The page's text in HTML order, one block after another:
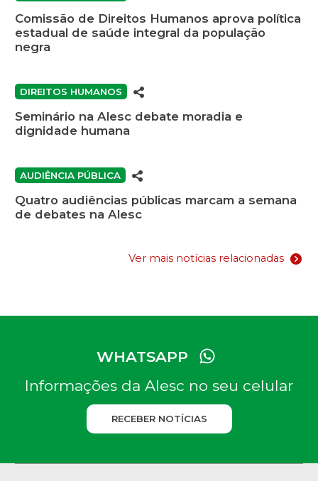
Comissão de Direitos Humanos aprova política
estadual de saúde integral da população
negra
DIREITOS HUMANOS
Seminário na Alesc debate moradia e
dignidade humana
AUDIÊNCIA PÚBLICA
Quatro audiências públicas marcam a semana
de debates na Alesc
Ver mais notícias relacionadas
WHATSAPP
Informações da Alesc no seu celular
RECEBER NOTÍCIAS